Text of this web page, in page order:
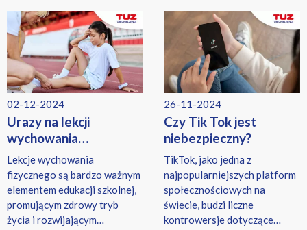
dziecku ochrony w różnych
nieoczekiwanych sytuacjach.
Ubezpieczenie obejmuje
zdarzenia, które mogą
wystąpić: na terenie szkoły, w
domu, podczas roku
szkolnego, ale też w tracie
wakacji i ferii, w trakcie
uprawiania sportów.
Najczęściej, szkolna polisa
obejmuje między innymi
niespodziewaną śmierć
poniesioną na skutek
wypadku, ale również stały
uszczerbek na zdrowiu
02-12-2024
Urazy na lekcji
wychowania
fizycznego
Lekcje wychowania
fizycznego są bardzo ważnym
elementem edukacji szkolnej,
promującym zdrowy tryb
życia i rozwijającym
26-11-2024
Czy Tik Tok jest
niebezpieczny?
TikTok, jako jedna z
najpopularniejszych platform
społecznościowych na
świecie, budzi liczne
kontrowersje dotyczące